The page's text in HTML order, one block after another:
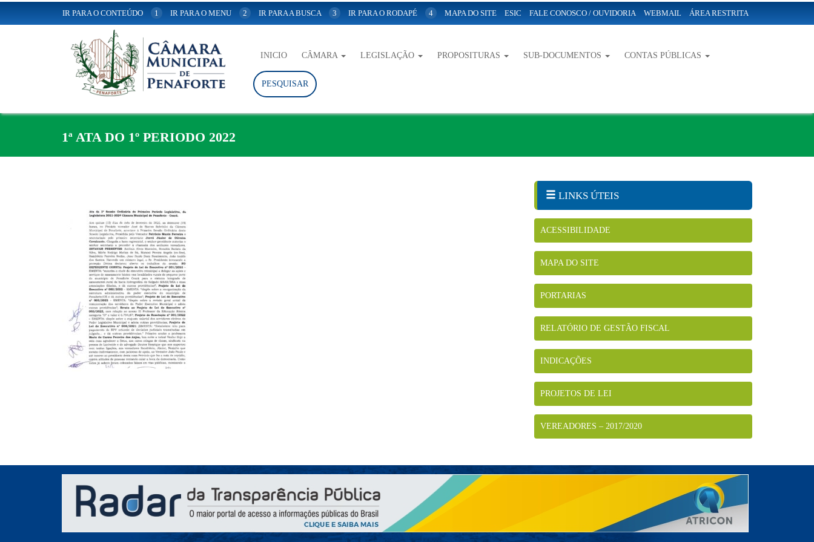
IR PARA O CONTEÚDO 1 IR PARA O MENU 2 IR PARA A BUSCA 3 IR PARA O RODAPÉ 4 MAPA DO SITE ESIC FALE CONOSCO / OUVIDORIA WEBMAIL ÁREA RESTRITA
INICIO CÂMARA LEGISLAÇÃO PROPOSITURAS SUB-DOCUMENTOS CONTAS PÚBLICAS
PESQUISAR
1ª ATA DO 1º PERIODO 2022
LINKS ÚTEIS
ACESSIBILIDADE
MAPA DO SITE
PORTARIAS
RELATÓRIO DE GESTÃO FISCAL
INDICAÇÕES
PROJETOS DE LEI
VEREADORES – 2017/2020